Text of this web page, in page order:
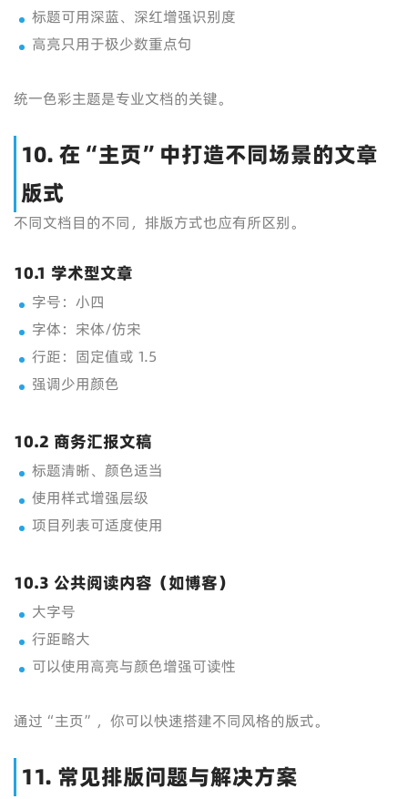
标题可用深蓝、深红增强识别度
高亮只用于极少数重点句
统一色彩主题是专业文档的关键。
10. 在“主页”中打造不同场景的文章
版式
不同文档目的不同，排版方式也应有所区别。
10.1 学术型文章
字号：小四
字体：宋体/仿宋
行距：固定值或 1.5
强调少用颜色
10.2 商务汇报文稿
标题清晰、颜色适当
使用样式增强层级
项目列表可适度使用
10.3 公共阅读内容（如博客）
大字号
行距略大
可以使用高亮与颜色增强可读性
通过“主页”，你可以快速搭建不同风格的版式。
11. 常见排版问题与解决方案